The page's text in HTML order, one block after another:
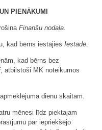
PIENĀKUMI
Finanšu nodaļa.
kad bērns iestājies Iestādē.
kad bērns bez
, atbilstoši MK noteikumos
dienu skaitam.
mēnesi līdz piektajam
par iepriekšējo